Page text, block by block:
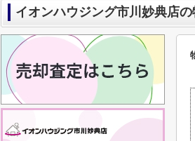
イオンハウジング市川妙典店